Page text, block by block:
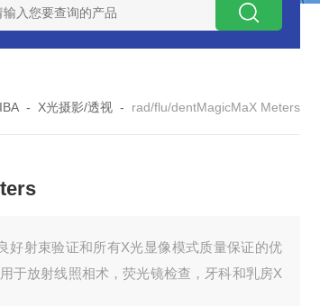
爆个体空气采样器 CQB1500数字恒流防爆矿用
- X光摄影/透视 - rad/flu/dentMagicMaX Meters
好射束验证和所有X光显像模式质量保证的优
于放射线照相术，荧光镜检查，牙科和乳房X